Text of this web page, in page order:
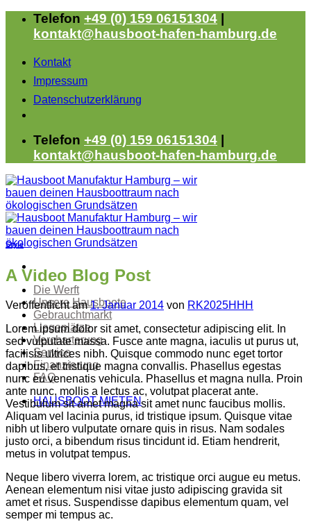
Zum
springen
Telefon +49 (0) 159 06151304
kontakt@hausboot-hafen-hamburg.de
Kontakt
Impressum
Datenschutzerklärung
Telefon +49 (0) 159 06151304
kontakt@hausboot-hafen-hamburg.de
Die Werft
Unsere Hausboote
Gebrauchtmarkt
Liegeplätze
Vercharterung
Service
Finanzierung
FAQ
HAUSBOOT MIETEN
Style
A Video Blog Post
Veröffentlicht am1. Januar 2014 von RK2025HHH
Lorem ipsum dolor sit amet, consectetur adipiscing elit. In
sed vulputate massa. Fusce ante magna, iaculis ut purus ut,
facilisis ultrices nibh. Quisque commodo nunc eget tortor
dapibus, et tristique magna convallis. Phasellus egestas
nunc eu venenatis vehicula. Phasellus et magna nulla. Proin
ante nunc, mollis a lectus ac, volutpat placerat ante.
Vestibulum sit amet magna sit amet nunc faucibus mollis.
Aliquam vel lacinia purus, id tristique ipsum. Quisque vitae
nibh ut libero vulputate ornare quis in risus. Nam sodales
justo orci, a bibendum risus tincidunt id. Etiam hendrerit,
metus in volutpat tempus.
Neque libero viverra lorem, ac tristique orci augue eu metus.
Aenean elementum nisi vitae justo adipiscing gravida sit
amet et risus. Suspendisse dapibus elementum quam, vel
semper mi tempus ac.